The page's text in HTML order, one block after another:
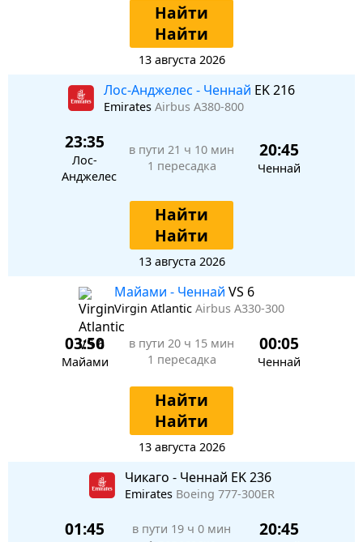
Найти
Найти
13 августа 2026
Лос-Анджелес - Ченнай EK 216
Emirates Airbus A380-800
23:35
Лос-
Анджелес
в пути 21 ч 10 мин
1 пересадка
20:45
Ченнай
Найти
Найти
13 августа 2026
Майами - Ченнай VS 6
Virgin Atlantic Airbus A330-300
03:50
Майами
в пути 20 ч 15 мин
1 пересадка
00:05
Ченнай
Найти
Найти
13 августа 2026
Чикаго - Ченнай EK 236
Emirates Boeing 777-300ER
01:45 в пути 19 ч 0 мин
20:45